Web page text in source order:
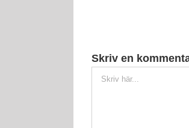
Skriv en